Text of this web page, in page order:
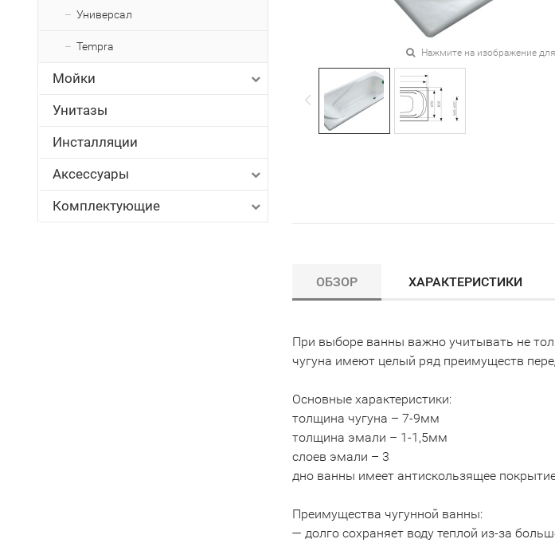
Универсал
Tempra
Мойки
Унитазы
Инсталляции
Аксессуары
Комплектующие
Нажмите на изображение
ОБЗОР ХАРАКТЕРИСТИКИ
При выборе ванны важно учитывать не
чугуна имеют целый ряд преимуществ
Основные характеристики:
толщина чугуна – 7-9мм
толщина эмали – 1-1,5мм
слоев эмали – 3
дно ванны имеет антискользящее
Преимущества чугунной ванны:
— долго сохраняет воду теплой из-за